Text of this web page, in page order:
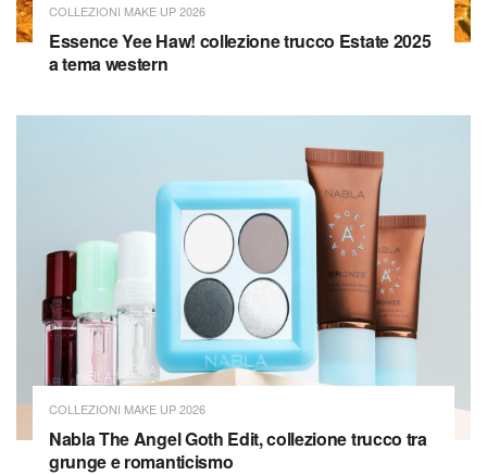
COLLEZIONI MAKE UP 2026
Essence Yee Haw! collezione trucco Estate 2025
a tema western
COLLEZIONI MAKE UP 2026
Nabla The Angel Goth Edit, collezione trucco tra
grunge e romanticismo